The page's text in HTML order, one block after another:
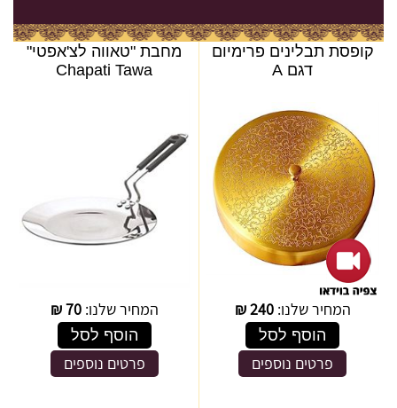
קופסת תבלינים פרימיום
דגם A
המחיר שלנו:240
₪
הוסף לסל
פרטים נוספים
מחבת "טאווה לצ'אפטי"
Chapati Tawa
המחיר שלנו:70
₪
הוסף לסל
פרטים נוספים